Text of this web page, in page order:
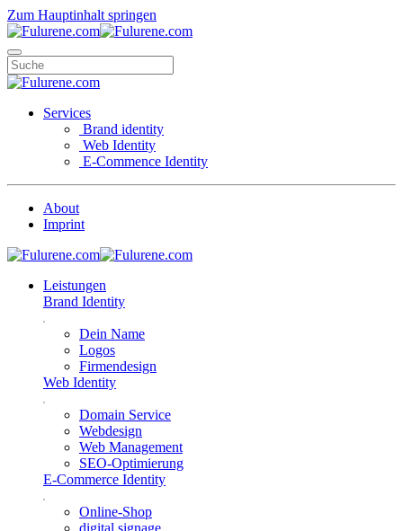
Zum Hauptinhalt springen
Services
Brand identity
Web Identity
E-Commence Identity
About
Imprint
Leistungen
Brand Identity
Dein Name
Logos
Firmendesign
Web Identity
Domain Service
Webdesign
Web Management
SEO-Optimierung
E-Commerce Identity
Online-Shop
digital signage